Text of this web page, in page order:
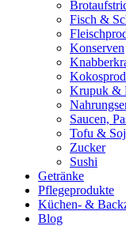
Fisch &
Konserven
Krupuk &
Saucen,
Tofu &
Zucker
Sushi
Getränke
Pflegeprodukte
Küchen- &
Blog